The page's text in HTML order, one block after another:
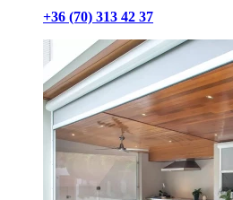
+36 (70) 313 42 37